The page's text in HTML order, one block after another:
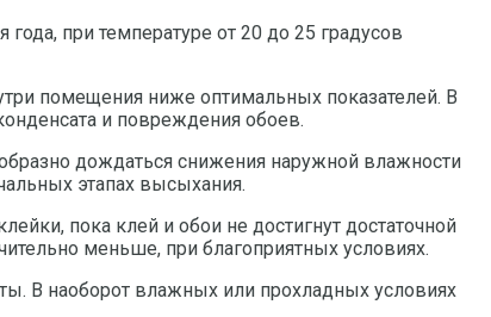
при температуре от 20 до 25 градусов
помещения ниже оптимальных показателей. В
и повреждения обоев.
дождаться снижения наружной влажности
этапах высыхания.
пока клей и обои не достигнут достаточной
меньше, при благоприятных условиях.
В наоборот влажных или прохладных условиях